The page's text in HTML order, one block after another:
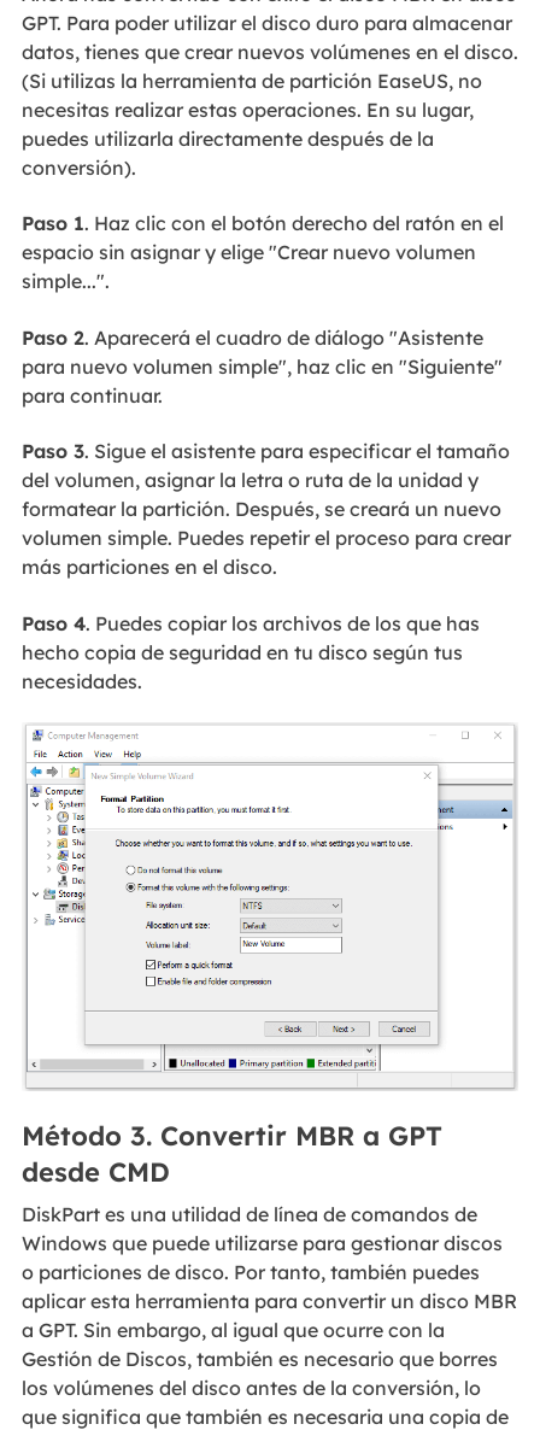
GPT. Para poder utilizar el disco duro para almacenar
datos, tienes que crear nuevos volúmenes en el disco.
(Si utilizas la herramienta de partición EaseUS, no
necesitas realizar estas operaciones. En su lugar,
puedes utilizarla directamente después de la
conversión).
Paso 1. Haz clic con el botón derecho del ratón en el
espacio sin asignar y elige "Crear nuevo volumen
simple...".
Paso 2. Aparecerá el cuadro de diálogo "Asistente
para nuevo volumen simple", haz clic en "Siguiente"
para continuar.
Paso 3. Sigue el asistente para especificar el tamaño
del volumen, asignar la letra o ruta de la unidad y
formatear la partición. Después, se creará un nuevo
volumen simple. Puedes repetir el proceso para crear
más particiones en el disco.
Paso 4. Puedes copiar los archivos de los que has
hecho copia de seguridad en tu disco según tus
necesidades.
Método 3. Convertir MBR a GPT
desde CMD
DiskPart es una utilidad de línea de comandos de
Windows que puede utilizarse para gestionar discos
o particiones de disco. Por tanto, también puedes
aplicar esta herramienta para convertir un disco MBR
a GPT. Sin embargo, al igual que ocurre con la
Gestión de Discos, también es necesario que borres
los volúmenes del disco antes de la conversión, lo
que significa que también es necesaria una copia de